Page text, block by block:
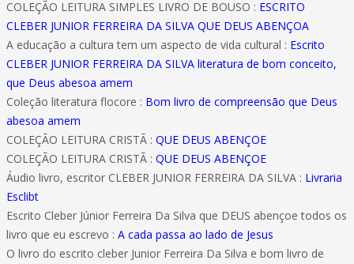
COLEÇÃO LEITURA SIMPLES LIVRO DE BOUSO : ESCRITO
CLEBER JUNIOR FERREIRA DA SILVA QUE DEUS ABENÇOA
A educação a cultura tem um aspecto de vida cultural : Escrito
CLEBER JUNIOR FERREIRA DA SILVA literatura de bom conceito,
que Deus abesoa amem
Coleção literatura flocore : Bom livro de compreensão que Deus
abesoa amem
COLEÇÃO LEITURA CRISTÃ : QUE DEUS ABENÇOE
COLEÇÃO LEITURA CRISTÃ : QUE DEUS ABENÇOE
Áudio livro, escritor CLEBER JUNIOR FERREIRA DA SILVA : Livraria
Esclibt
Escrito Cleber Júnior Ferreira Da Silva que DEUS abençoe todos os
livro que eu escrevo : A cada passa ao lado de Jesus
O livro do escrito cleber Junior Ferreira Da Silva e bom livro de